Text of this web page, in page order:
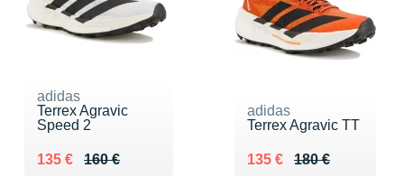
adidas
Terrex Agravic
Speed 2
160 €
Au lieu de 160 €
135 €
Vendu 135 €
adidas
Terrex Agravic TT
180 €
Au lieu de 180 €
135 €
Vendu 135 €